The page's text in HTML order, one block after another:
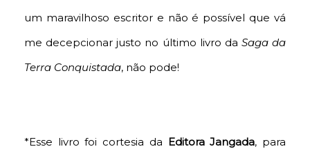
um maravilhoso escritor e não é possível que vá
me decepcionar justo no último livro da Saga da
Terra Conquistada, não pode!
*Esse livro foi cortesia da Editora Jangada, para